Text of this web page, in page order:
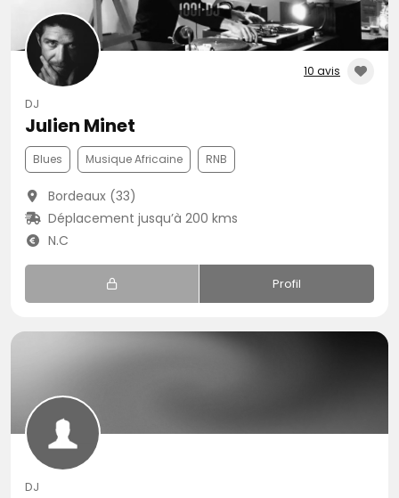
10 avis
DJ
Julien Minet
Blues Musique Africaine RNB
Bordeaux (33)
Déplacement jusqu’à 200 kms
N.C
Profil
DJ